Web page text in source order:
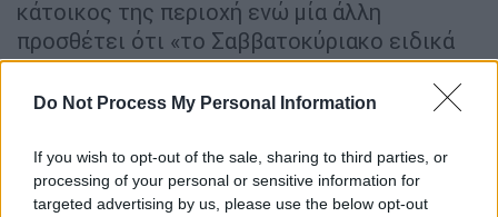
Do Not Process My Personal Information
If you wish to opt-out of the sale, sharing to third parties, or
processing of your personal or sensitive information for
targeted advertising by us, please use the below opt-out
κάτοικος της περιοχή ενώ μία άλλη
προσθέτει ότι «το Σαββατοκύριακο ειδικά
το καλοκαίρι γίνεται χαμός».